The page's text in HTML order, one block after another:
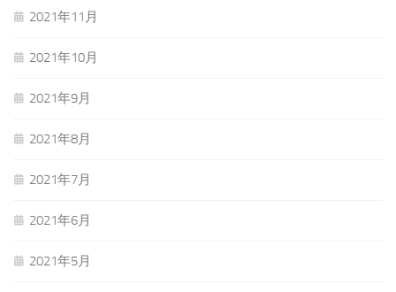
2021年11月
2021年10月
2021年9月
2021年8月
2021年7月
2021年6月
2021年5月